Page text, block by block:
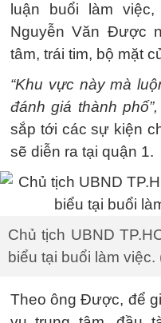
luận buổi làm
Nguyễn Văn Được
tâm, trái tim, bộ mặt
“Khu vực này mà
đánh giá thành phố”,
sắp tới các sự kiện
sẽ diễn ra tại quận 1.
Chủ tịch UBND
biểu tại buổi làm
Theo ông Được, để